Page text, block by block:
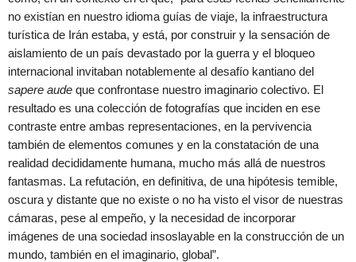
no existían en nuestro idioma guías de viaje, la infraestructura
turística de Irán estaba, y está, por construir y la sensación de
aislamiento de un país devastado por la guerra y el bloqueo
internacional invitaban notablemente al desafío kantiano del
sapere aude que confrontase nuestro imaginario colectivo. El
resultado es una colección de fotografías que inciden en ese
contraste entre ambas representaciones, en la pervivencia
también de elementos comunes y en la constatación de una
realidad decididamente humana, mucho más allá de nuestros
fantasmas. La refutación, en definitiva, de una hipótesis temible,
oscura y distante que no existe o no ha visto el visor de nuestras
cámaras, pese al empeño, y la necesidad de incorporar
imágenes de una sociedad insoslayable en la construcción de un
mundo, también en el imaginario, global”.